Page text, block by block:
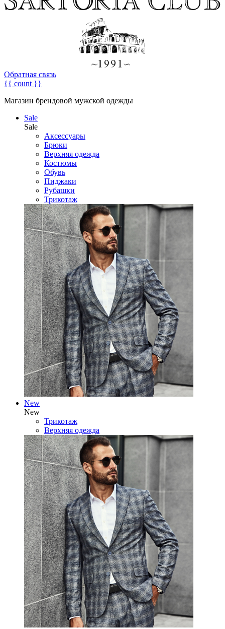
Обратная связь
{{ count }}
Магазин брендовой мужской одежды
Sale
Sale
Аксессуары
Брюки
Верхняя одежда
Костюмы
Обувь
Пиджаки
Рубашки
Трикотаж
New
New
Трикотаж
Верхняя одежда